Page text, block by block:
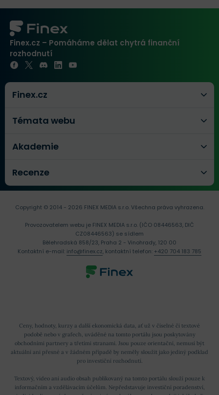
Finex.cz – Pomáháme dělat chytrá finanční
rozhodnutí
Finex.cz
Témata webu
Akademie
Recenze
Ceny, hodnoty, kurzy a další ekonomická data, ať už v číselné či textové
podobě nebo v grafech, uváděné na tomto portálu jsou poskytovány
obchodními partnery a třetími stranami. Jsou pouze orientační, nemusí být
aktuální ani přesné a v žádném případě by neměly sloužit jako jediný podklad
pro investiční rozhodnutí.
Textový, video ani audio obsah publikovaný na tomto portálu slouží pouze k
informačním a vzdělávacím účelům. Nepředstavuje investiční poradenství,
Copyright © 2014 - 2026 FINEX MEDIA s.r.o.Všechna práva vyhrazena.
Provozovatelem webu je FINEX MEDIA s.r.o. (IČO 08446563, DIČ
CZ08446563) se sídlem
Bělehradská 858/23, Praha 2 - Vinohrady, 120 00
Kontaktní e-mail: info@finex.cz, kontaktní telefon: +420 704 183 785